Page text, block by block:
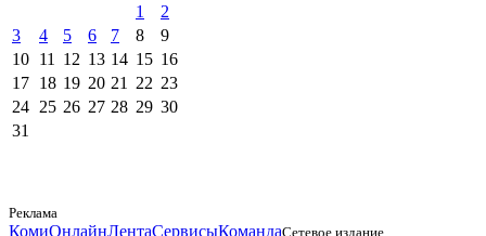
1
2
3
4 5 6 7 8
9
10 11 12 13 14 15 16
17 18 19 20 21 22 23
24 25 26 27 28 29 30
31
Реклама
КомиОнлайнЛентаСервисыКомандаСетевое издание